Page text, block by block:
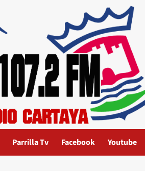
Parrilla Tv Facebook Youtube